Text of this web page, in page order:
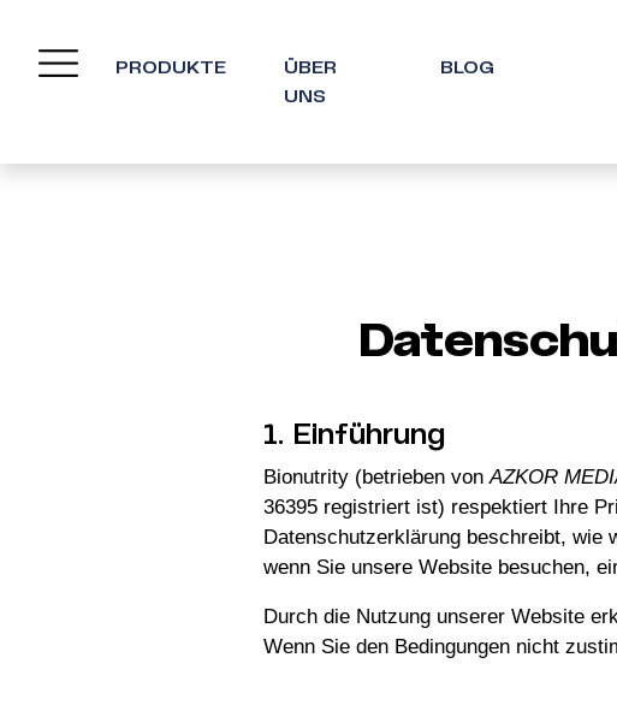
PRODUKTE
ÜBER
UNS
BLOG
1. Einführung
Bionutrity (betrieben vonAZKOR
36395 registriert ist) respektiert Ihre
Datenschutzerklärung beschreibt, wie
wenn Sie unsere Website besuchen,
Durch die Nutzung unserer Website
Wenn Sie den Bedingungen nicht